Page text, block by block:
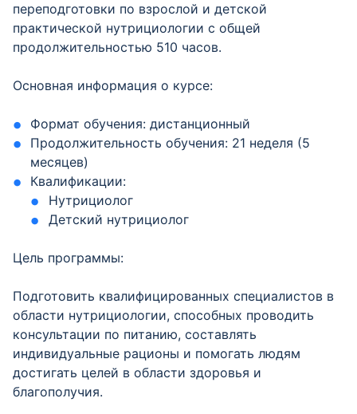
переподготовки по взрослой и детской
практической нутрициологии с общей
продолжительностью 510 часов.
Основная информация о курсе:
Формат обучения: дистанционный
Продолжительность обучения: 21 неделя (5
месяцев)
Квалификации:
Нутрициолог
Детский нутрициолог
Цель программы:
Подготовить квалифицированных специалистов в
области нутрициологии, способных проводить
консультации по питанию, составлять
индивидуальные рационы и помогать людям
достигать целей в области здоровья и
благополучия.